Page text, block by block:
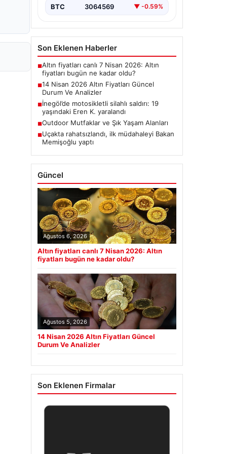
BTC 3064569 ▼ -0.59%
Son Eklenen Haberler
■Altın fiyatları canlı 7 Nisan 2026: Altın
fiyatları bugün ne kadar oldu?
■14 Nisan 2026 Altın Fiyatları Güncel
Durum Ve Analizler
■İnegöl’de motosikletli silahlı saldırı: 19
yaşındaki Eren K. yaralandı
■Outdoor Mutfaklar ve Şık Yaşam Alanları
■Uçakta rahatsızlandı, ilk müdahaleyi Bakan
Memişoğlu yaptı
Güncel
Ağustos 6, 2026
Altın fiyatları canlı 7 Nisan 2026: Altın
fiyatları bugün ne kadar oldu?
Ağustos 5, 2026
14 Nisan 2026 Altın Fiyatları Güncel
Durum Ve Analizler
Son Eklenen Firmalar